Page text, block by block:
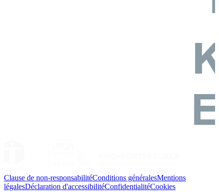
Clause de non-responsabilitéConditions généralesMentions
légalesDéclaration d'accessibilitéConfidentialitéCookies